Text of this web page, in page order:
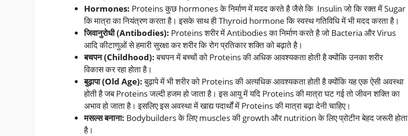
Hormones: Proteins कुछ hormones के निर्माण में मदद करते है जैसे कि Insulin जो कि रक्त में Sugar
कि मात्रा का नियंत्रण करता है। इसके साथ ही Thyroid hormone कि स्वस्थ गतिविधि में भी मदद करता है।
जिवानुरोधी (Antibodies): Proteins शरीर में Antibodies का निर्माण करते है जो Bacteria और Virus
आदि कीटाणुओं से हमारी सुरक्षा कर शरीर कि रोग प्रतिकार शक्ति को बढ़ाते है।
बचपन (Childhood):बचपन में बच्चों को Proteins की अधिक आवश्यकता होती है क्योंकि उनका शरीर
विकास कर रहा होता है।
बुढ़ापा (Old Age):बुढ़ापे में भी शरीर को Proteins की अत्यधिक आवश्यकता होती है क्योंकि यह एक ऐसी अवस्था
होती है जब Proteins जल्दी हजम हो जाता है। इस आयु में यदि Proteins की मात्रा घट गई तो जीवन शक्ति का
अभाव हो जाता है। इसलिए इस अवस्था में खाद्य पदार्थों में Proteins की मात्रा बढ़ा देनी चाहिए।
मसल्स बनाना: Bodybuilders के लिए muscles की growth और nutrition के लिए प्रोटीन बेहद जरूरी होता
है।